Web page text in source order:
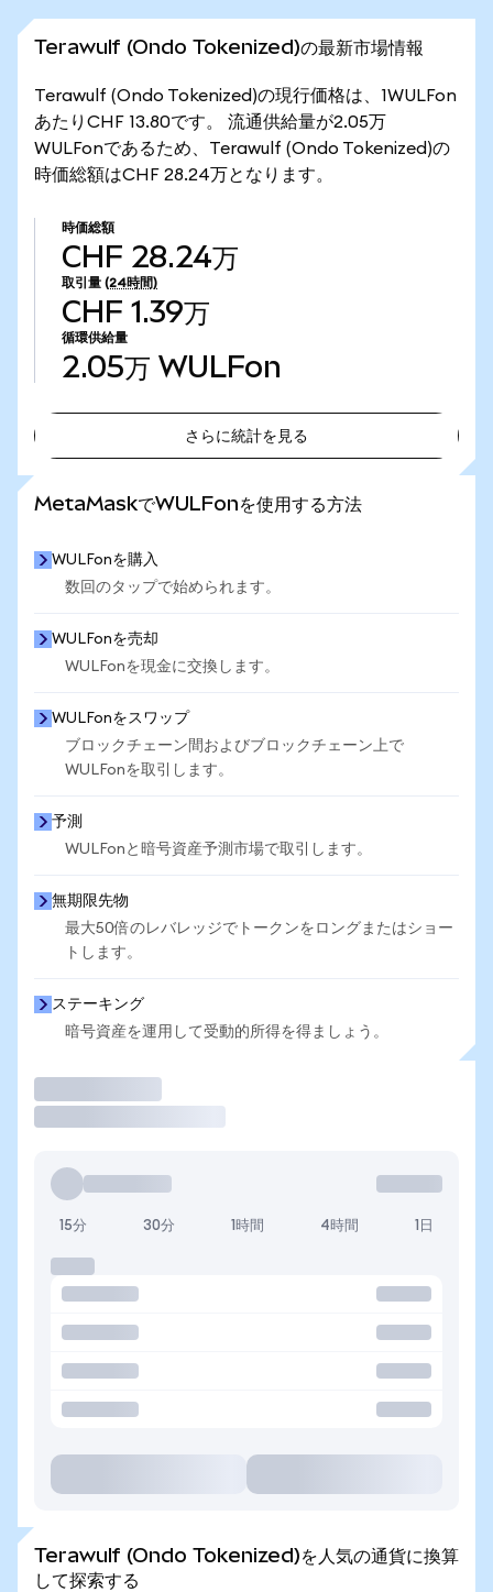
Terawulf (Ondo Tokenized)の最新市場情報
Terawulf (Ondo Tokenized)の現行価格は、1WULFon
あたりCHF 13.80です。 流通供給量が2.05万
WULFonであるため、Terawulf (Ondo Tokenized)の
時価総額はCHF 28.24万となります。
時価総額
CHF 28.24万
取引量 (24時間)
CHF 1.39万
循環供給量
2.05万 WULFon
さらに統計を見る
MetaMaskでWULFonを使用する方法
WULFonを購入
数回のタップで始められます。
WULFonを売却
WULFonを現金に交換します。
WULFonをスワップ
ブロックチェーン間およびブロックチェーン上で
WULFonを取引します。
予測
WULFonと暗号資産予測市場で取引します。
無期限先物
最大50倍のレバレッジでトークンをロングまたはショー
トします。
ステーキング
暗号資産を運用して受動的所得を得ましょう。
15分 30分 1時間 4時間 1日
Terawulf (Ondo Tokenized)を人気の通貨に換算
して探索する